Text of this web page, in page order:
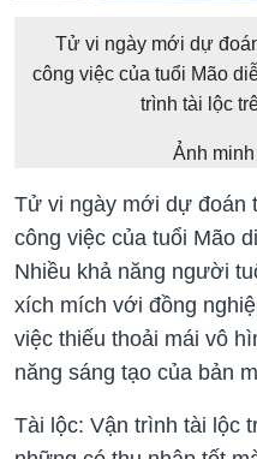
Tử vi ngày mới dự
công việc của tuổi Mão
trình tài lộc
Ảnh
Tử vi ngày mới dự đoán
công việc của tuổi Mão
Nhiều khả năng người
xích mích với đồng
việc thiếu thoải mái vô
năng sáng tạo của bản
Tài lộc: Vận trình tài lộc